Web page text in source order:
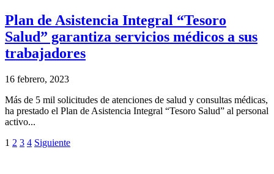
Plan de Asistencia Integral “Tesoro
Salud” garantiza servicios médicos a sus
trabajadores
16 febrero, 2023
Más de 5 mil solicitudes de atenciones de salud y consultas médicas,
ha prestado el Plan de Asistencia Integral “Tesoro Salud” al personal
activo...
1 2 3 4 Siguiente